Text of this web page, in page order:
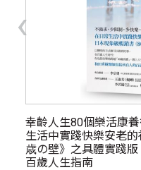
幸齡人生80個樂活康
生活中實踐快樂安老
歳の壁》之具體實踐
百歲人生指南
‹